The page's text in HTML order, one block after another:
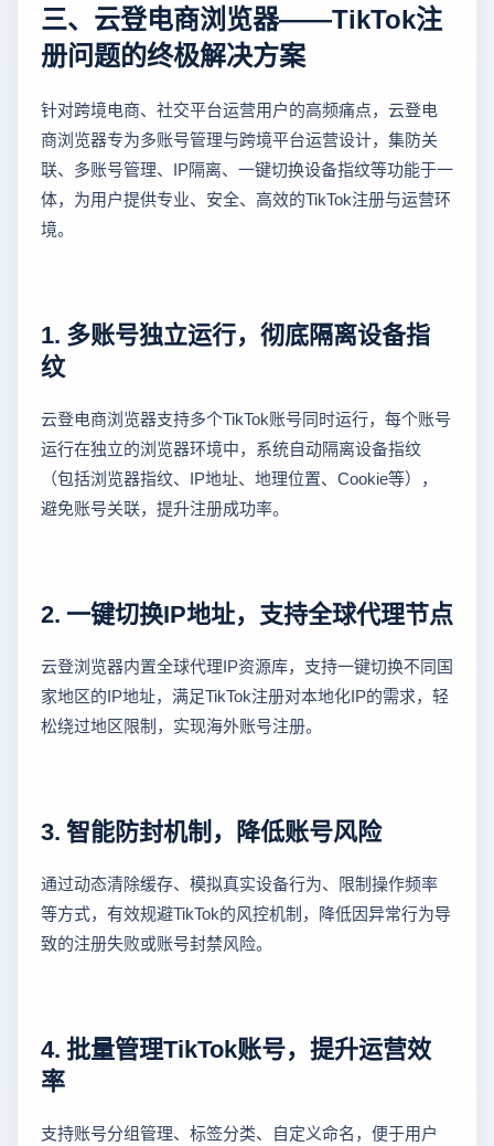
三、云登电商浏览器——TikTok注
册问题的终极解决方案
针对跨境电商、社交平台运营用户的高频痛点，云登电
商浏览器专为多账号管理与跨境平台运营设计，集防关
联、多账号管理、IP隔离、一键切换设备指纹等功能于一
体，为用户提供专业、安全、高效的TikTok注册与运营环
境。
1. 多账号独立运行，彻底隔离设备指
纹
云登电商浏览器支持多个TikTok账号同时运行，每个账号
运行在独立的浏览器环境中，系统自动隔离设备指纹
（包括浏览器指纹、IP地址、地理位置、Cookie等），
避免账号关联，提升注册成功率。
2. 一键切换IP地址，支持全球代理节点
云登浏览器内置全球代理IP资源库，支持一键切换不同国
家地区的IP地址，满足TikTok注册对本地化IP的需求，轻
松绕过地区限制，实现海外账号注册。
3. 智能防封机制，降低账号风险
通过动态清除缓存、模拟真实设备行为、限制操作频率
等方式，有效规避TikTok的风控机制，降低因异常行为导
致的注册失败或账号封禁风险。
4. 批量管理TikTok账号，提升运营效
率
支持账号分组管理、标签分类、自定义命名，便于用户